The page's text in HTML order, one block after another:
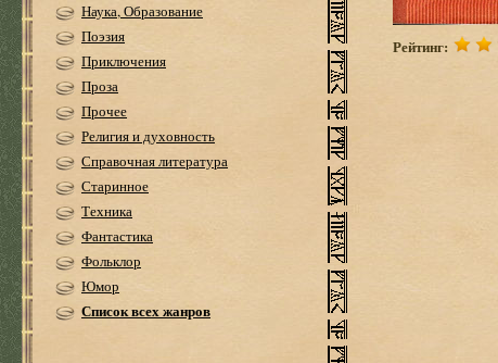
Наука, Образование
Поэзия
Приключения
Проза
Прочее
Религия и духовность
Справочная литература
Старинное
Техника
Фантастика
Фольклор
Юмор
Список всех жанров
Рейтинг: